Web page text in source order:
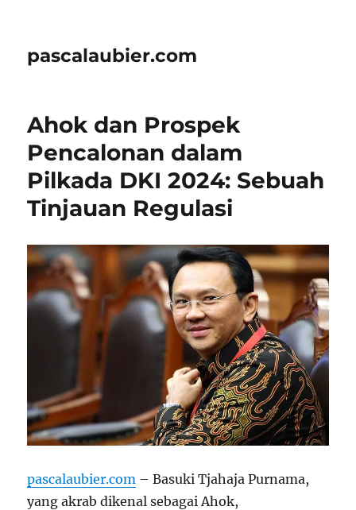
pascalaubier.com
Ahok dan Prospek
Pencalonan dalam
Pilkada DKI 2024: Sebuah
Tinjauan Regulasi
pascalaubier.com – Basuki Tjahaja Purnama,
yang akrab dikenal sebagai Ahok,